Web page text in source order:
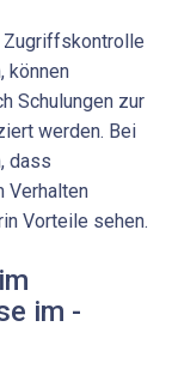
Zugriffskontrolle
können
Schulungen zur
werden. Bei
dass
Verhalten
Vorteile sehen.
im